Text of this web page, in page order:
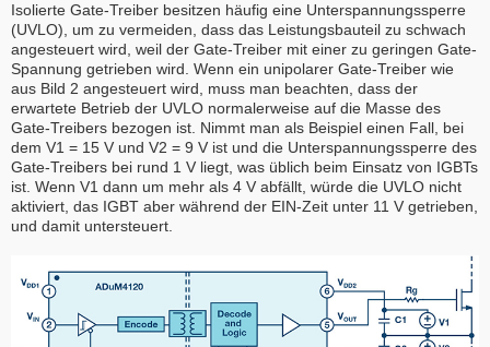
Isolierte Gate-Treiber besitzen häufig eine Unterspannungssperre
(UVLO), um zu vermeiden, dass das Leistungsbauteil zu schwach
angesteuert wird, weil der Gate-Treiber mit einer zu geringen Gate-
Spannung getrieben wird. Wenn ein unipolarer Gate-Treiber wie
aus Bild 2 angesteuert wird, muss man beachten, dass der
erwartete Betrieb der UVLO normalerweise auf die Masse des
Gate-Treibers bezogen ist. Nimmt man als Beispiel einen Fall, bei
dem V1 = 15 V und V2 = 9 V ist und die Unterspannungssperre des
Gate-Treibers bei rund 1 V liegt, was üblich beim Einsatz von IGBTs
ist. Wenn V1 dann um mehr als 4 V abfällt, würde die UVLO nicht
aktiviert, das IGBT aber während der EIN-Zeit unter 11 V getrieben,
und damit untersteuert.